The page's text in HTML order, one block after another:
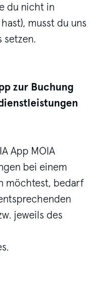
du nicht in
musst du uns
setzen.
zur Buchung
App MOIA
bei einem
möchtest, bedarf
jeweils des